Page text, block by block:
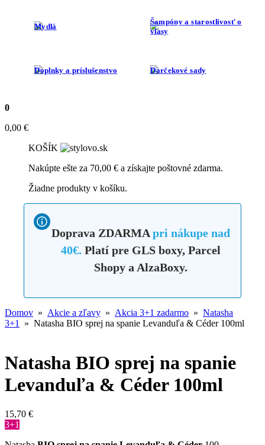
Mydlá
Šampóny a starostlivosť o
vlasy
Doplnky a príslušenstvo Darčekové sady
0
0,00 €
KOŠÍK
Nakúpte ešte za 70,00 € a získajte poštovné zdarma.
Žiadne produkty v košíku.
Doprava ZDARMA pri nákupe nad
40€. Platí pre GLS boxy, Parcel
Shopy a AlzaBoxy.
Domov » Akcie a zľavy » Akcia 3+1 zadarmo » Natasha
3+1
» Natasha BIO sprej na spanie Levanduľa & Céder 100ml
Natasha BIO sprej na spanie
Levanduľa & Céder 100ml
15,70 €
3+1